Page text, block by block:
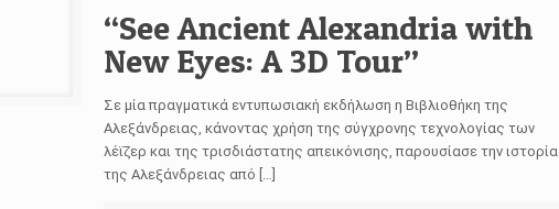
“See Ancient Alexandria with
New Eyes: A 3D Tour”
Σε μία πραγματικά εντυπωσιακή εκδήλωση η Βιβλιοθήκη της
Αλεξάνδρειας, κάνοντας χρήση της σύγχρονης τεχνολογίας των
λέϊζερ και της τρισδιάστατης απεικόνισης, παρουσίασε την ιστορία
της Αλεξάνδρειας από […]